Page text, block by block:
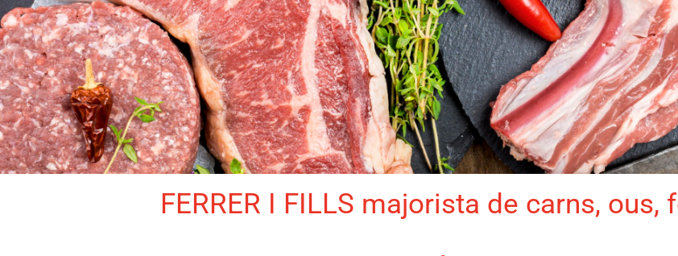
FERRER I FILLS majorista de carns,